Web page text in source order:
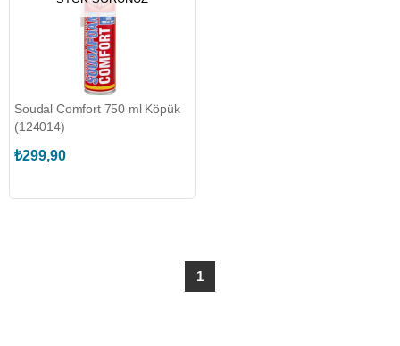
Soudal Comfort 750 ml Köpük
(124014)
₺299,90
1